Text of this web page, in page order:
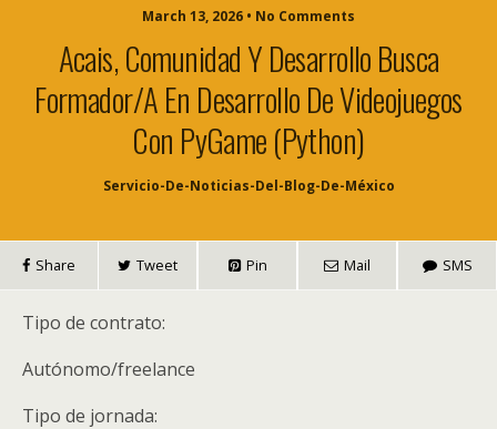
March 13, 2026 • No Comments
Acais, Comunidad Y Desarrollo Busca
Formador/a En Desarrollo De Videojuegos
Con PyGame (Python)
Servicio-De-Noticias-Del-Blog-De-México
Share Tweet Pin Mail SMS
Tipo de contrato:
Autónomo/freelance
Tipo de jornada: